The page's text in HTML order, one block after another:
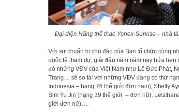
Đại diện Hãng thể thao Yonex-Sunrise – nhà
Với sự chuẩn bị chu đáo của Ban tổ chức cùng
quốc tế tham dự, giải đấu năm năm nay hứa
đó những VĐV của Việt Nam như Lê Đức Phát,
Trang… sẽ so tài với những VĐV đang có thứ
Indonesia – hạng 76 thế giới đơn nam), Shetty
Sim Yu Jin (hạng 39 thế giới – đơn nữ),
giới đơn nữ)….